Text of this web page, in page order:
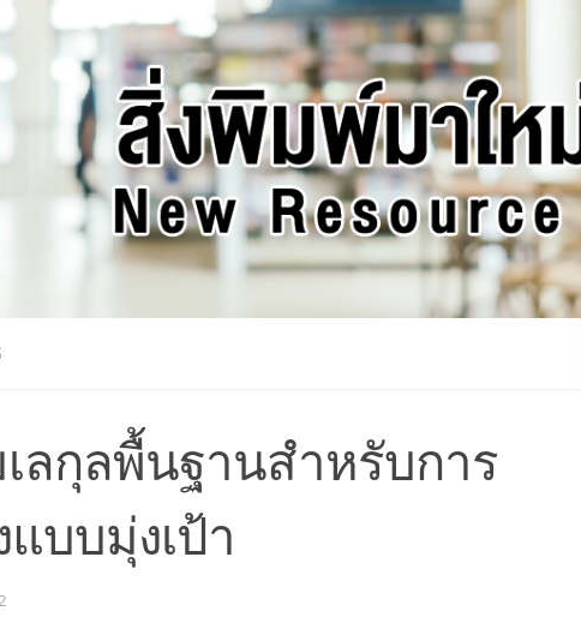
ลกุลพื้นฐานสำหรับการ
แบบมุ่งเป้า